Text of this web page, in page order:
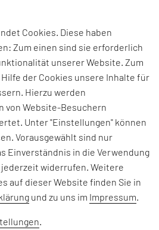
wird der
und soziale Wandel
den Übergang von der
gekennzeichnet
begann zunächst in
18. Jahrhundert und
Cookies. Diese haben
Zum einen sind sie erforderlich
unserer Website. Zum
der Cookies unsere Inhalte für
Hierzu werden
von Website-Besuchern
Unter "Einstellungen" können
Vorausgewählt sind nur
Einverständnis in die Verwendung
widerrufen. Weitere
auf dieser Website finden Sie in
und zu uns im Impressum.
.